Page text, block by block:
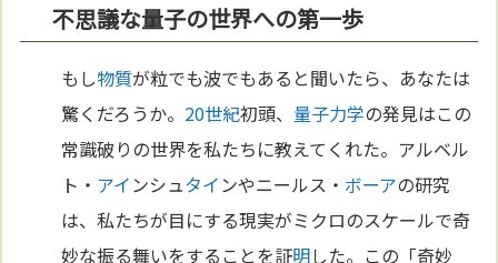
不思議な量子の世界への第一歩
もし物質が粒でも波でもあると聞いたら、あなたは
驚くだろうか。 20世紀初頭、 量子力学の発見はこの
常識破りの世界を私たちに教えてくれた。アルベル
ト・ アイ ンシュタイ ンやニールス・ ボーアの研究
は、私たちが目にする現実がミクロのスケールで奇
妙な振る舞いをすることを証明した。この「奇妙